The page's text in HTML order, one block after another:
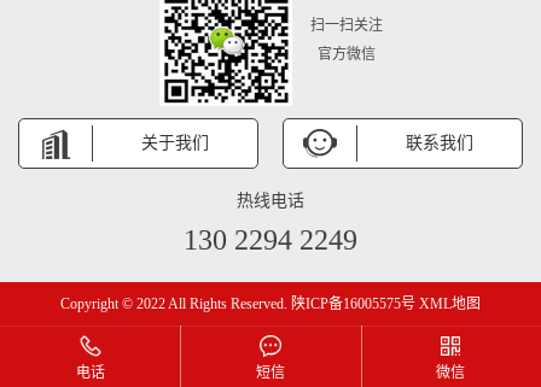
扫一扫关注
官方微信
关于我们 联系我们
热线电话
130 2294 2249
Copyright © 2022 All Rights Reserved. 陕ICP备16005575号 XML地图
电话 短信 微信